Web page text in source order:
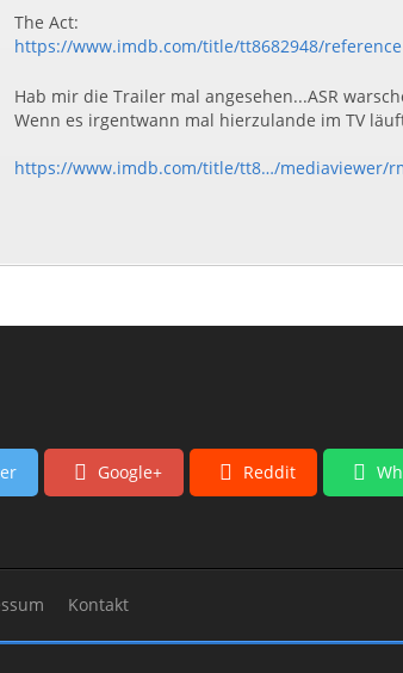
The Act:
https://www.imdb.com/title/tt8682948/reference
Hab mir die Trailer mal angesehen...ASR
Wenn es irgentwann mal hierzulande im TV
https://www.imdb.com/title/tt8…/mediaviewer/
Google+ Reddit
Kontakt